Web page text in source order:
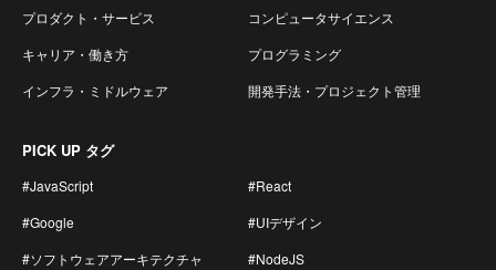
プロダクト・サービス
コンピュータサイエンス
キャリア・働き方
プログラミング
インフラ・ミドルウェア
開発手法・プロジェクト管理
PICK UP タグ
#JavaScript
#React
#Google
#UIデザイン
#ソフトウェアアーキテクチャ
#NodeJS